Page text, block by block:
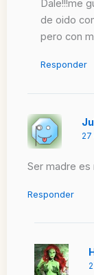
Dale!!!me
de oido
pero con
Responder
27
Ser madre es
Responder